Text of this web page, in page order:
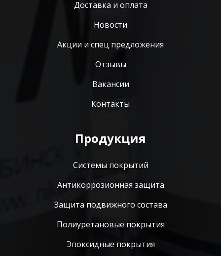
Доставка и оплата
Новости
Акции и спец предложения
Отзывы
Вакансии
Контакты
Продукция
Системы покрытий
Антикоррозионная защита
Защита подвижного состава
Полиуретановые покрытия
Эпоксидные покрытия